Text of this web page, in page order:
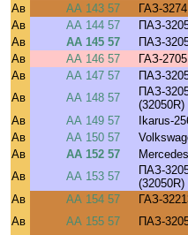
Ав
АА 143 57 ГАЗ-3274
Ав
АА 144 57 ПАЗ-
Ав
АА 145 57 ПАЗ-
Ав
АА 146 57 ГАЗ-2705
Ав
АА 147 57 ПАЗ-
Ав
АА 148 57
ПАЗ-
(32050R)
Ав
АА 149 57 Ikarus-
Ав
АА 150 57
Ав
АА 152 57
Ав
АА 153 57
ПАЗ-
(32050R)
Ав
АА 154 57 ГАЗ-
Ав
АА 155 57 ПАЗ-